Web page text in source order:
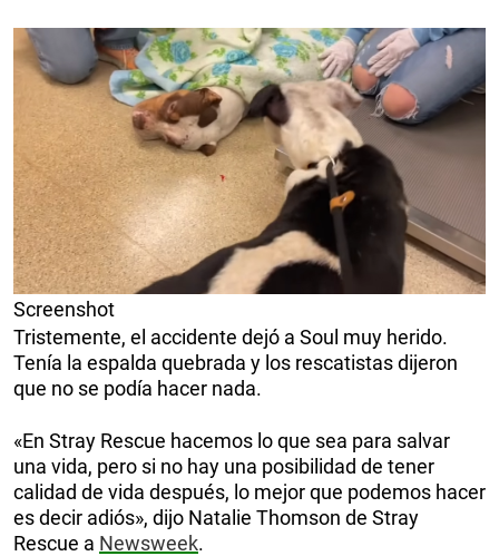
Screenshot
Tristemente, el accidente dejó a Soul muy herido.
Tenía la espalda quebrada y los rescatistas dijeron
que no se podía hacer nada.
«En Stray Rescue hacemos lo que sea para salvar
una vida, pero si no hay una posibilidad de tener
calidad de vida después, lo mejor que podemos hacer
es decir adiós», dijo Natalie Thomson de Stray
Rescue a Newsweek.